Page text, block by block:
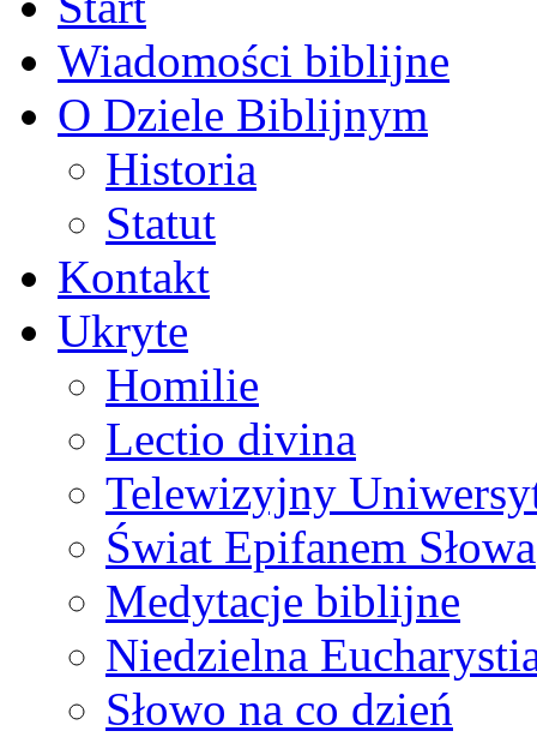
Wiadomości biblijne
O Dziele Biblijnym
Historia
Statut
Kontakt
Ukryte
Homilie
Lectio divina
Telewizyjny
Świat Epifanem Słowa
Medytacje biblijne
Niedzielna
Słowo na co dzień